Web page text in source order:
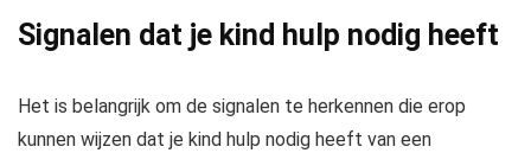
Signalen dat je kind hulp nodig heeft
Het is belangrijk om de signalen te herkennen die erop
kunnen wijzen dat je kind hulp nodig heeft van een